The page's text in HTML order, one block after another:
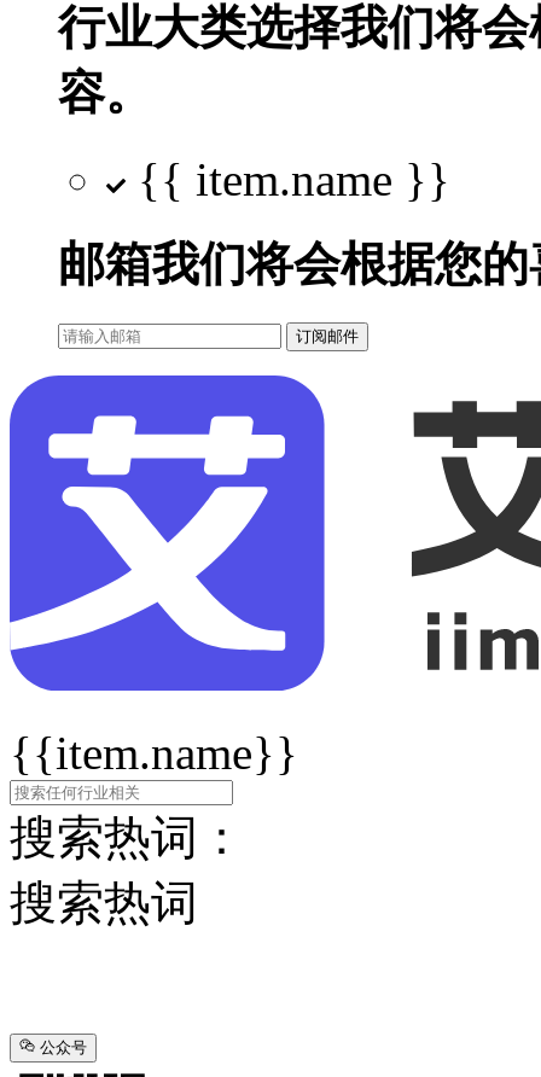
行业大类选择我们将
容。
{{ item.name }}
邮箱我们将会根据您
订阅邮件
{{item.name}}
搜索热词：
搜索热词
公众号